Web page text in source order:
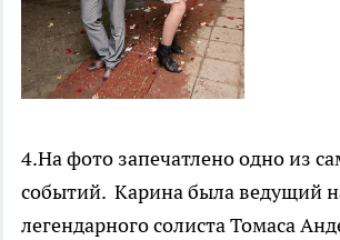
4.На фото запечатлено одно из
событий. Карина была ведущий
легендарного солиста Томаса